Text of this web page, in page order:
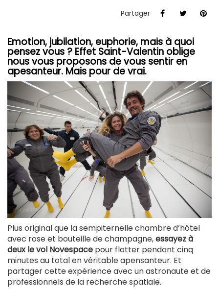
Partager
Emotion, jubilation, euphorie, mais à quoi
pensez vous ? Effet Saint-Valentin oblige
nous vous proposons de vous sentir en
apesanteur. Mais pour de vrai.
Plus original que la sempiternelle chambre d’hôtel
avec rose et bouteille de champagne,essayez à
deux le vol Novespace pour flotter pendant cinq
minutes au total en véritable apensanteur. Et
partager cette expérience avec un astronaute et de
professionnels de la recherche spatiale.